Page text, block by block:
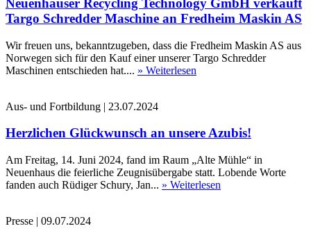
Neuenhauser Recycling Technology GmbH verkauft
Targo Schredder Maschine an Fredheim Maskin AS
Wir freuen uns, bekanntzugeben, dass die Fredheim Maskin AS aus
Norwegen sich für den Kauf einer unserer Targo Schredder
Maschinen entschieden hat.... » Weiterlesen
Aus- und Fortbildung | 23.07.2024
Herzlichen Glückwunsch an unsere Azubis!
Am Freitag, 14. Juni 2024, fand im Raum „Alte Mühle“ in
Neuenhaus die feierliche Zeugnisübergabe statt. Lobende Worte
fanden auch Rüdiger Schury, Jan... » Weiterlesen
Presse | 09.07.2024